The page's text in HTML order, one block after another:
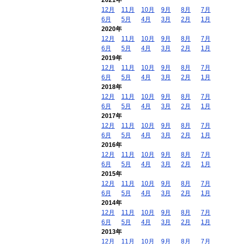
12月
11月 10月 9月 8月
7月
6月
5月 4月 3月 2月
1月
2020年
12月
11月 10月 9月 8月
7月
6月
5月 4月 3月 2月
1月
2019年
12月
11月 10月 9月 8月
7月
6月
5月 4月 3月 2月
1月
2018年
12月
11月 10月 9月 8月
7月
6月
5月 4月 3月 2月
1月
2017年
12月
11月 10月 9月 8月
7月
6月
5月 4月 3月 2月
1月
2016年
12月
11月 10月 9月 8月
7月
6月
5月 4月 3月 2月
1月
2015年
12月
11月 10月 9月 8月
7月
6月
5月 4月 3月 2月
1月
2014年
12月
11月 10月 9月 8月
7月
6月
5月 4月 3月 2月
1月
2013年
12月
11月 10月 9月 8月 7月